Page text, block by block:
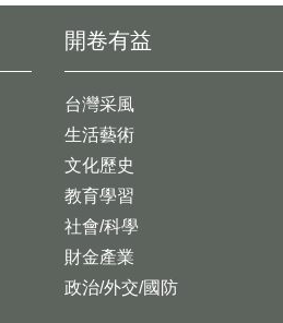
開卷有益
台灣采風
生活藝術
文化歷史
教育學習
社會/科學
財金產業
政治/外交/國防